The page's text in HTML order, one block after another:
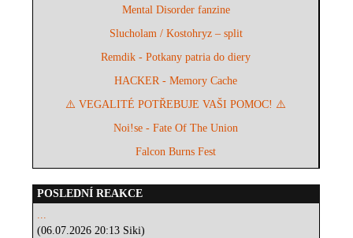
Mental Disorder fanzine
Slucholam / Kostohryz – split
Remdik - Potkany patria do diery
HACKER - Memory Cache
⚠️ VEGALITÉ POTŘEBUJE VAŠI POMOC! ⚠️
Noi!se - Fate Of The Union
Falcon Burns Fest
POSLEDNÍ REAKCE
...
(06.07.2026 20:13 Siki)